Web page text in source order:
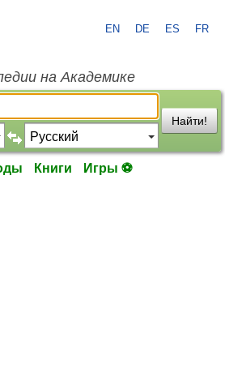
EN DE ES FR
на Академике
Найти!
Книги Игры ⚽